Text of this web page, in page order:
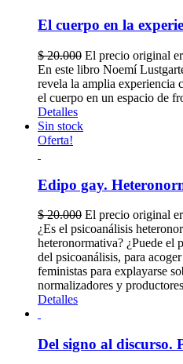
El cuerpo en la
$20.000 El precio original
En este libro Noemí
revela la amplia experiencia
el cuerpo en un espacio de
Detalles
Sin stock
Oferta!
Edipo gay.
$20.000 El precio original
¿Es el psicoanálisis
heteronormativa? ¿Puede el
del psicoanálisis, para
feministas para explayarse
normalizadores y
Detalles
Del signo al discurso.